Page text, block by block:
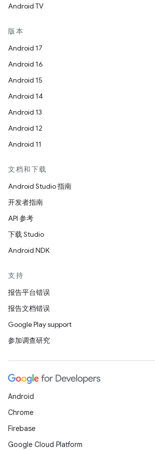
Android TV
版本
Android 17
Android 16
Android 15
Android 14
Android 13
Android 12
Android 11
文档和下载
Android Studio 指南
开发者指南
API 参考
下载 Studio
Android NDK
支持
报告平台错误
报告文档错误
Google Play support
参加调查研究
Android
Chrome
Firebase
Google Cloud Platform